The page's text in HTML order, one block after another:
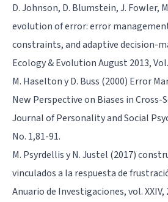
D. Johnson, D. Blumstein, J. Fowler,
evolution of error: error
constraints, and adaptive decision-
Ecology & Evolution August 2013,
M. Haselton y D. Buss (2000) Error
New Perspective on Biases in Cross-
Journal of Personality and Social
No. 1,81-91.
M. Psyrdellis y N. Justel (2017)
vinculados a la respuesta de
Anuario de Investigaciones, vol. XXIV,